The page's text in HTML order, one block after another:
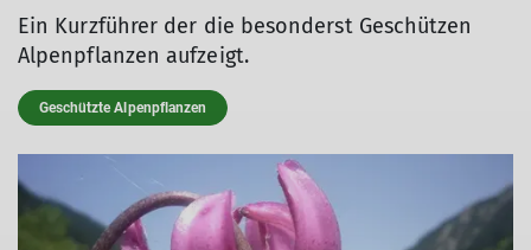
Ein Kurzführer der die besonderst Geschützen
Alpenpflanzen aufzeigt.
Geschützte Alpenpflanzen